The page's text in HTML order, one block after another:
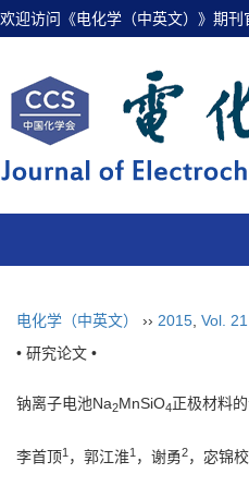
欢迎访问《电化学（中英文）》期刊
电化学（中英文） ›› 2015 Vol. 21
• 研究论文 •
钠离子电池Na2MnSiO4正极材料
李首顶1 ，郭江淮1 ，谢勇2，宓锦校